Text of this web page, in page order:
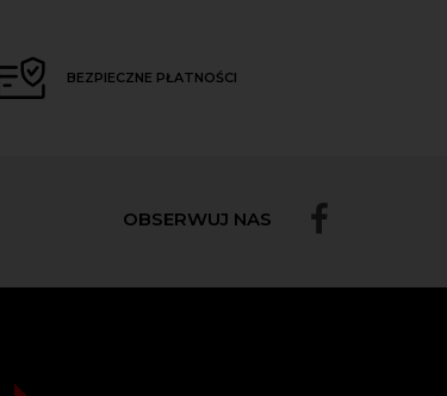
BEZPIECZNE PŁATNOŚCI
OBSERWUJ NAS